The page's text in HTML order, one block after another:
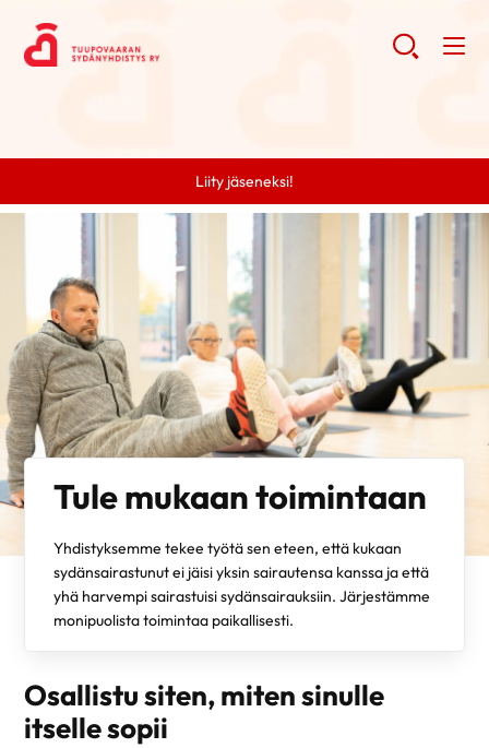
Liity jäseneksi!
Tule mukaan toimintaan
Yhdistyksemme tekee työtä sen eteen, että kukaan
sydänsairastunut ei jäisi yksin sairautensa kanssa ja että
yhä harvempi sairastuisi sydänsairauksiin. Järjestämme
monipuolista toimintaa paikallisesti.
Osallistu siten, miten sinulle
itselle sopii